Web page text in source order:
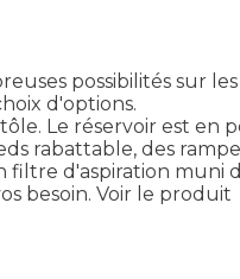
possibilités sur
d'options.
Le réservoir est en
rabattable, des
d'aspiration muni
besoin. Voir le produit